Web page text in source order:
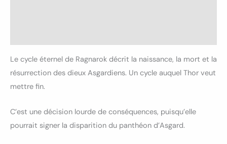
Le cycle éternel de Ragnarok décrit la naissance, la mort et la
résurrection des dieux Asgardiens. Un cycle auquel Thor veut
mettre fin.
C’est une décision lourde de conséquences, puisqu’elle
pourrait signer la disparition du panthéon d’Asgard.